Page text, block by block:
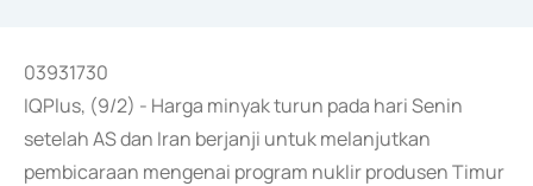
03931730
IQPlus, (9/2) - Harga minyak turun pada hari Senin
setelah AS dan Iran berjanji untuk melanjutkan
pembicaraan mengenai program nuklir produsen Timur